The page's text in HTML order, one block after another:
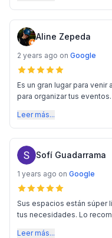
Aline Zepeda
2 years ago on Google
Es un gran lugar para
para organizar tus
Leer más...
Sofí Guadarrama
1 years ago on Google
Sus espacios están súper
tus necesidades. Lo
Leer más...